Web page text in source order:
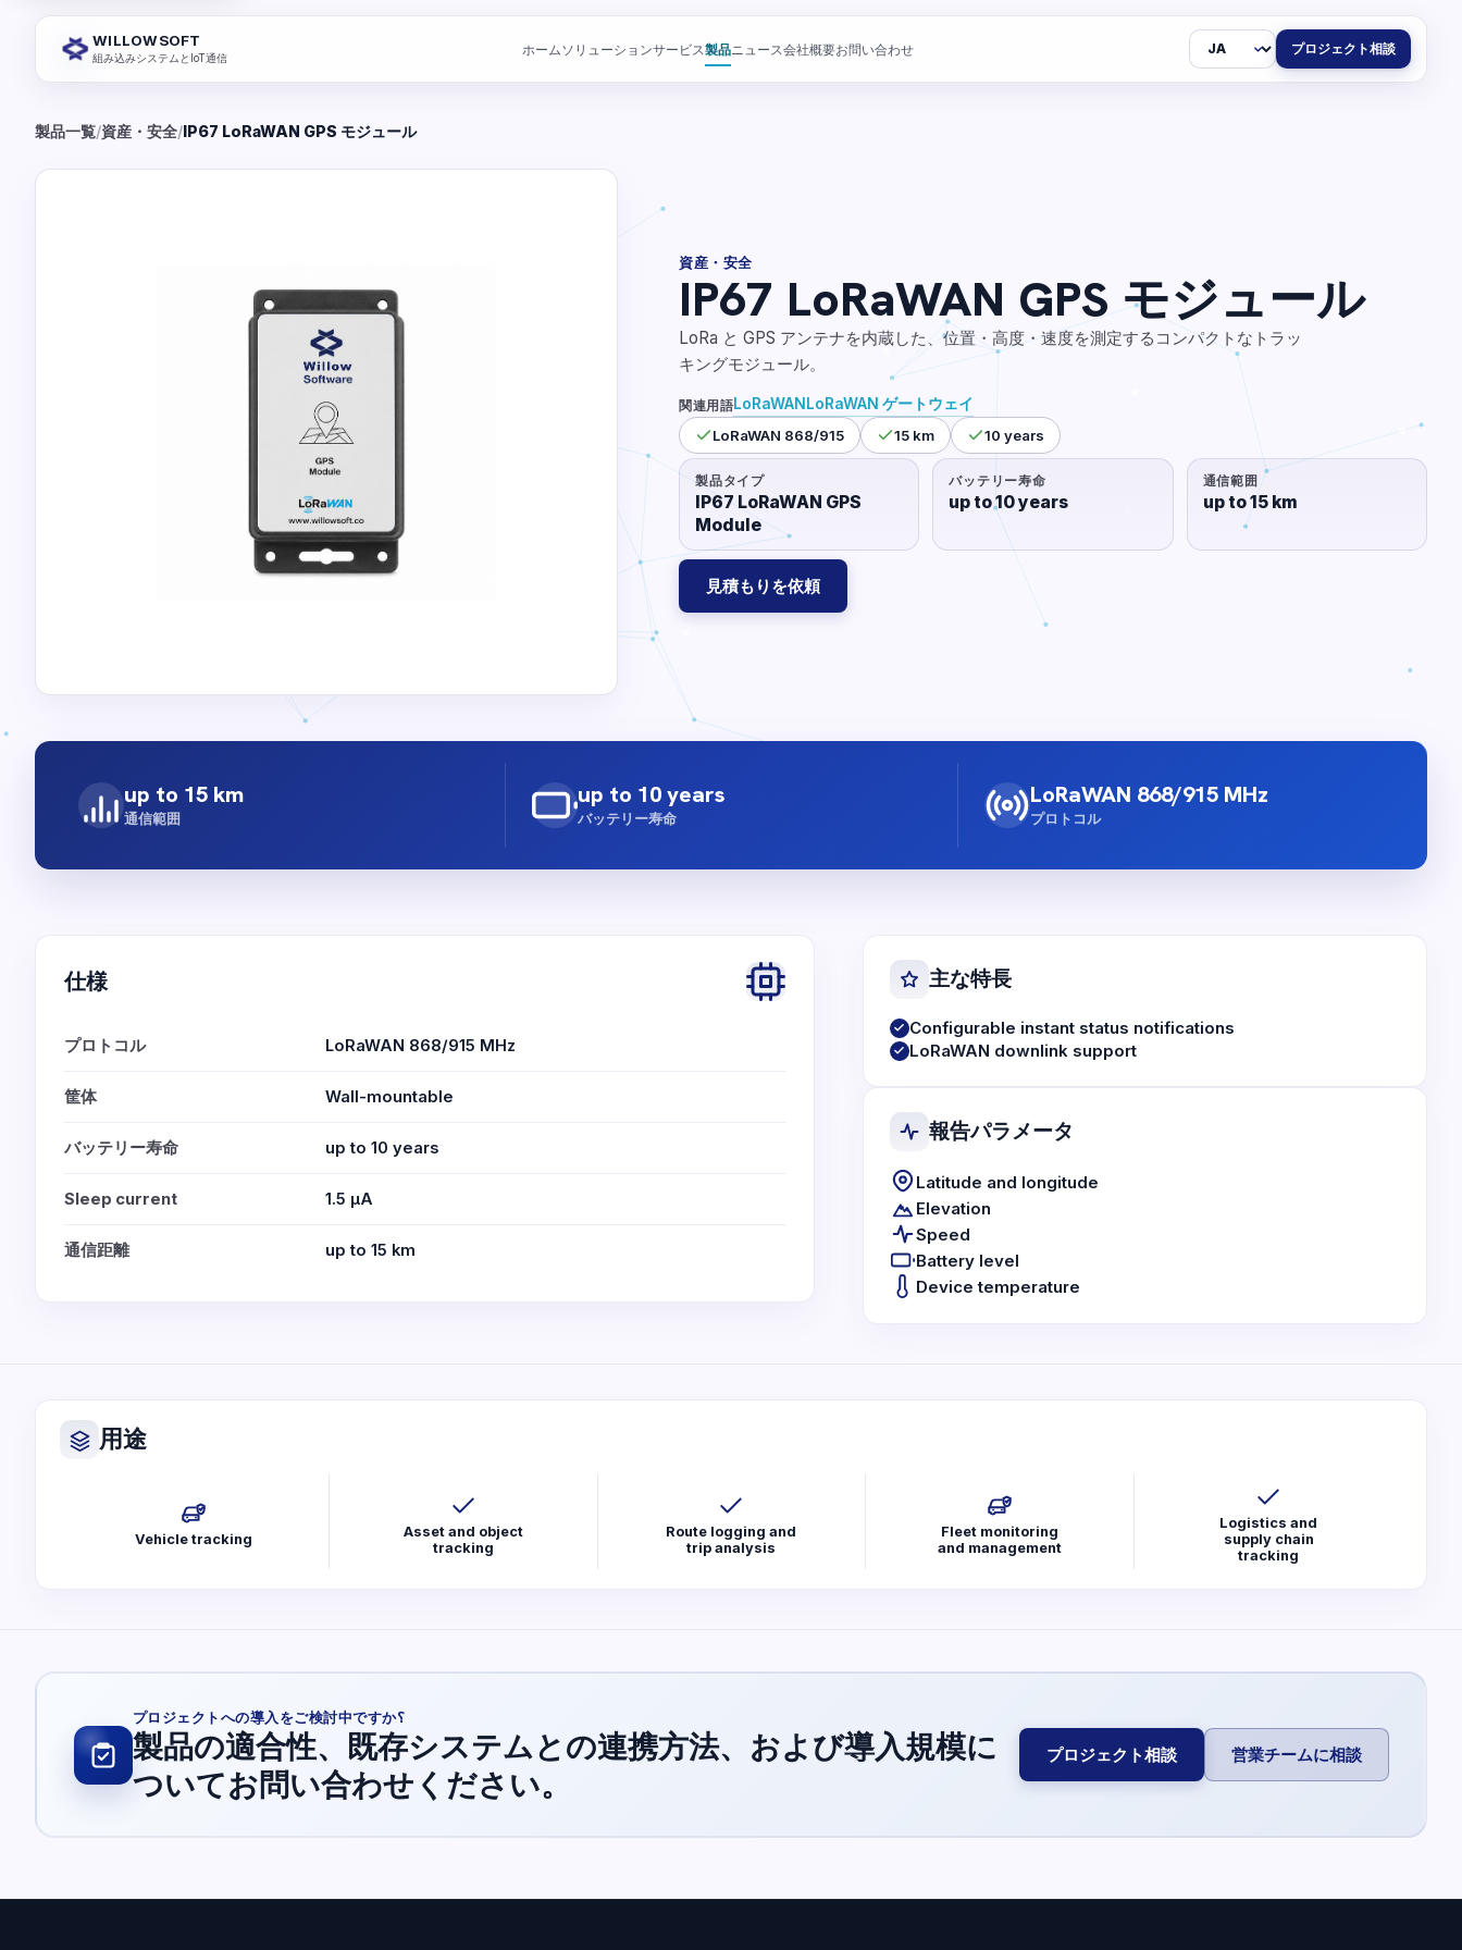
WILLOWSOFT
組み込みシステムとIoT通信
ホームソリューションサービス製品ニュース会社概要お問い合わせ
言
語
プロジェクト相談
製品一覧/資産・安全/IP67 LoRaWAN GPS モジュール
資産・安全
IP67 LoRaWAN GPS モジュール
LoRa と GPS アンテナを内蔵した、位置・高度・速度を測定するコンパクトなトラッ
キングモジュール。
関連用語LoRaWAN LoRaWAN ゲートウェイ
LoRaWAN 868/915
15 km 10 years
製品タイプ
IP67 LoRaWAN GPS
Module
バッテリー寿命
up to 10 years
通信範囲
up to 15 km
見積もりを依頼
up to 15 km
通信範囲
up to 10 years
バッテリー寿命
LoRaWAN 868/915 MHz
プロトコル
仕様
プロトコル LoRaWAN 868/915 MHz
筐体 Wall-mountable
バッテリー寿命 up to 10 years
Sleep current 1.5 μA
通信距離 up to 15 km
主な特長
Configurable instant status notifications
LoRaWAN downlink support
報告パラメータ
Latitude and longitude
Elevation
Speed
Battery level
Device temperature
用途
Vehicle tracking
Asset and object
tracking
Route logging and
trip analysis
Fleet monitoring
and management
Logistics and
supply chain
tracking
プロジェクトへの導入をご検討中ですか؟
製品の適合性、既存システムとの連携方法、および導入規模に
ついてお問い合わせください。
プロジェクト相談 営業チームに相談